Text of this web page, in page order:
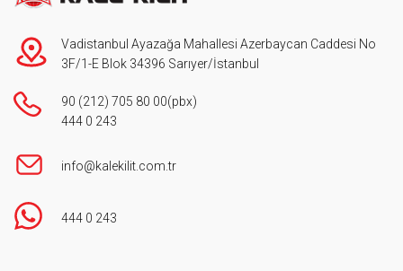
Vadistanbul Ayazağa Mahallesi Azerbaycan Caddesi No
3F/1-E Blok 34396 Sarıyer/İstanbul
90 (212) 705 80 00(pbx)
444 0 243
info@kalekilit.com.tr
444 0 243